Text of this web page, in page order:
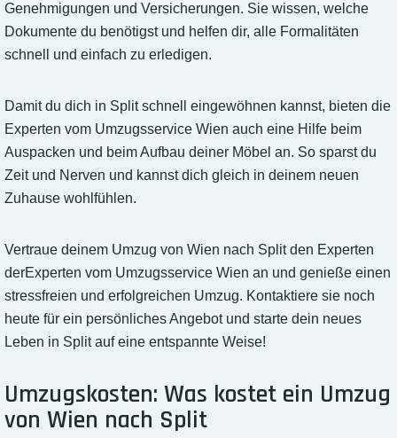
Genehmigungen und Versicherungen. Sie wissen, welche
Dokumente du benötigst und helfen dir, alle Formalitäten
schnell und einfach zu erledigen.
Damit du dich in Split schnell eingewöhnen kannst, bieten die
Experten vom Umzugsservice Wien auch eine Hilfe beim
Auspacken und beim Aufbau deiner Möbel an. So sparst du
Zeit und Nerven und kannst dich gleich in deinem neuen
Zuhause wohlfühlen.
Vertraue deinem Umzug von Wien nach Split den Experten
derExperten vom Umzugsservice Wien an und genieße einen
stressfreien und erfolgreichen Umzug. Kontaktiere sie noch
heute für ein persönliches Angebot und starte dein neues
Leben in Split auf eine entspannte Weise!
Umzugskosten: Was kostet ein Umzug
von Wien nach Split